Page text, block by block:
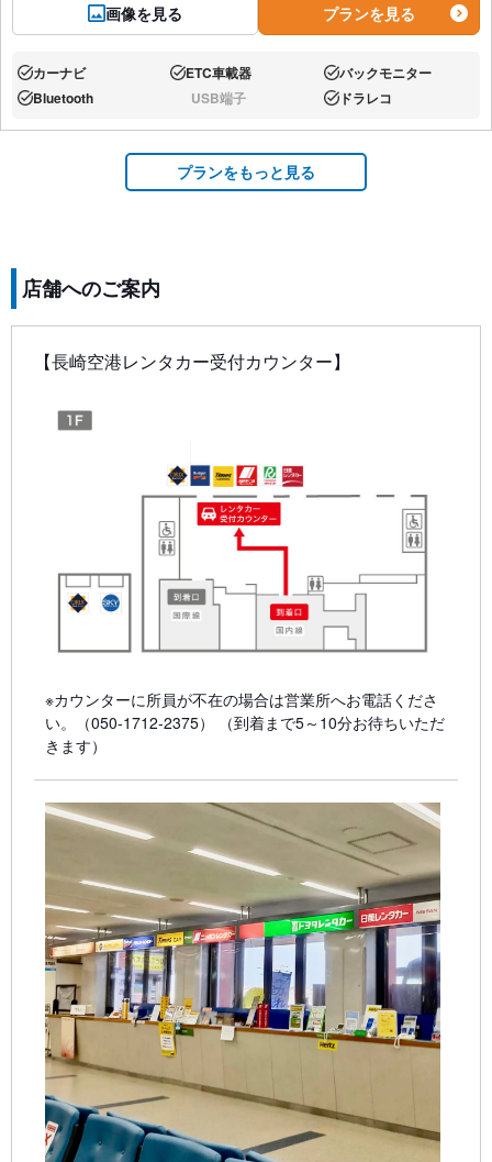
画像を見る プランを見る
あり:カーナビ あり:ETC車載器 あり:バックモニター
あり:Bluetooth なし:USB端子 あり:ドラレコ
プランをもっと見る
店舗へのご案内
【長崎空港レンタカー受付カウンター】
※カウンターに所員が不在の場合は営業所へお電話くださ
い。（050-1712-2375） （到着まで5～10分お待ちいただ
きます）